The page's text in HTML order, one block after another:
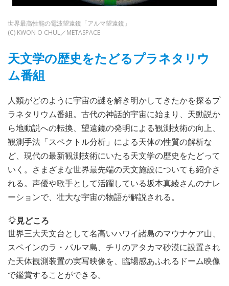
世界最高性能の電波望遠鏡「アルマ望遠鏡」
(C) KWON O CHUL／METASPACE
天文学の歴史をたどるプラネタリウ
ム番組
人類がどのように宇宙の謎を解き明かしてきたかを探るプ
ラネタリウム番組。古代の神話的宇宙に始まり、天動説か
ら地動説への転換、望遠鏡の発明による観測技術の向上、
観測手法「スペクトル分析」による天体の性質の解析な
ど、現代の最新観測技術にいたる天文学の歴史をたどって
いく。さまざまな世界最先端の天文施設についても紹介さ
れる。声優や歌手として活躍している坂本真綾さんのナレ
ーションで、壮大な宇宙の物語が解説される。
見どころ
世界三大天文台として名高いハワイ諸島のマウナケア山、
スペインのラ・パルマ島、チリのアタカマ砂漠に設置され
た天体観測装置の実写映像を、臨場感あふれるドーム映像
で鑑賞することができる。